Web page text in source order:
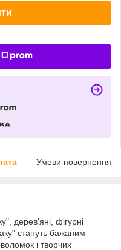
Умови повернення
дерев'яні, фігурні
стануть бажаним
і творчих